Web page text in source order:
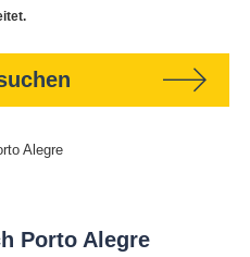
Alegre
Porto Alegre